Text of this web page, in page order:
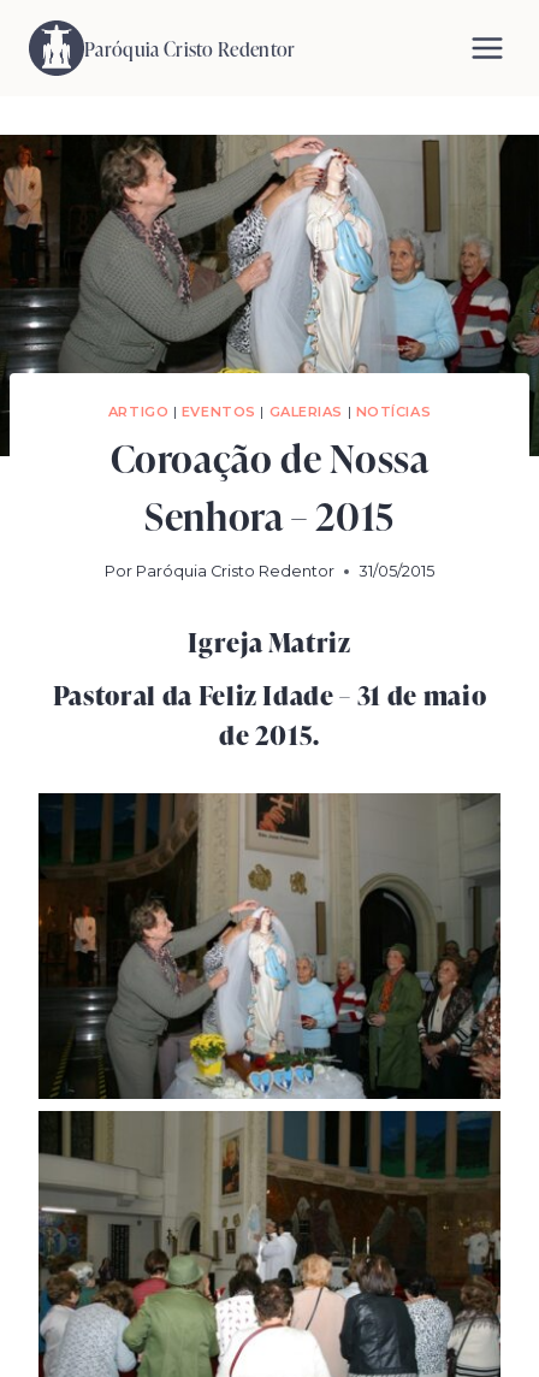
para
Paróquia Cristo Redentor
ARTIGO | EVENTOS | GALERIAS | NOTÍCIAS
Coroação de Nossa
Senhora – 2015
Por Paróquia Cristo Redentor 31/05/2015
Igreja Matriz
Pastoral da Feliz Idade – 31 de maio
de 2015.